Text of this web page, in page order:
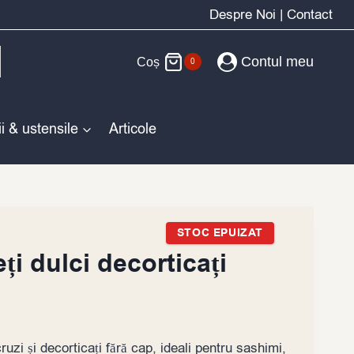
Despre Noi | Contact
Coș 0 Contul meu
& ustensile Articole
STOC EPUIZAT
dulci decorticați
și decorticați fără cap, ideali pentru sashimi,